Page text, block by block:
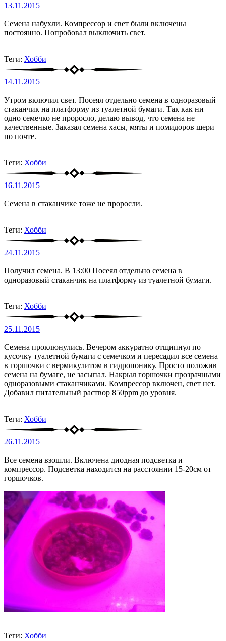
13.11.2015
Семена набухли. Компрессор и свет были включены
постоянно. Попробовал выключить свет.
Теги: Хобби
14.11.2015
Утром включил свет. Посеял отдельно семена в одноразовый
стаканчик на платформу из туалетной бумаги. Так как ни
одно семечко не проросло, делаю вывод, что семена не
качественные. Заказал семена хасы, мяты и помидоров шери
по почте.
Теги: Хобби
16.11.2015
Семена в стаканчике тоже не проросли.
Теги: Хобби
24.11.2015
Получил семена. В 13:00 Посеял отдельно семена в
одноразовый стаканчик на платформу из туалетной бумаги.
Теги: Хобби
25.11.2015
Семена проклюнулись. Вечером аккуратно отщипнул по
кусочку туалетной бумаги с семечком и пересадил все семена
в горшочки с вермикулитом в гидропонику. Просто положив
семена на бумаге, не засыпал. Накрыл горшочки прозрачными
одноразовыми стаканчиками. Компрессор включен, свет нет.
Добавил питательный раствор 850ppm до уровня.
Теги: Хобби
26.11.2015
Все семена взошли. Включена диодная подсветка и
компрессор. Подсветка находится на расстоянии 15-20см от
горшочков.
Теги: Хобби